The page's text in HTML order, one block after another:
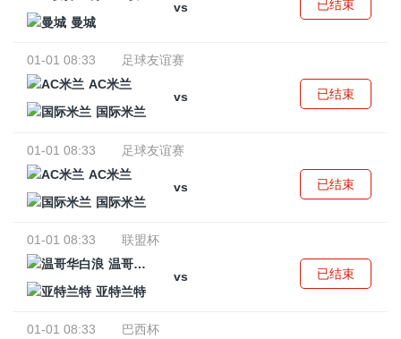
vs
曼城
已结束
01-01 08:33
足球友谊赛
AC米兰
vs
国际米兰
已结束
01-01 08:33
足球友谊赛
AC米兰
vs
国际米兰
已结束
01-01 08:33
联盟杯
温哥华白浪
vs
亚特兰特
已结束
01-01 08:33
巴西杯